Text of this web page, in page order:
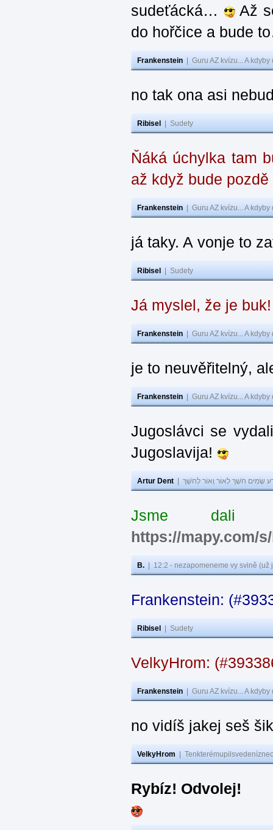
sudeťácká…
Až
do hořčice a bude
Frankenstein Guru AZ kvízu... A
no tak ona asi
Ribisel Sudety
Ňáká úchylka tam
až když bude pozdě
Frankenstein Guru AZ kvízu... A
já taky. A vonje to
Ribisel Sudety
Já myslel, že je
Frankenstein Guru AZ kvízu... A
je to neuvěřitelný,
Frankenstein Guru AZ kvízu... A
Jugoslávci se
Jugoslavija!
Artur Dent שָׂמִים חֹשֶׁךְ לְאוֹר וְאוֹר לְחֹשֶׁךְ
Jsme dali
https://mapy.com/
B. 12:2 - nezapomeneme vy svině
Frankenstein:
Ribisel Sudety
VelkyHrom:
Frankenstein Guru AZ kvízu... A
no vidíš jakej seš
VelkyHrom
Rybíz! Odvolej!